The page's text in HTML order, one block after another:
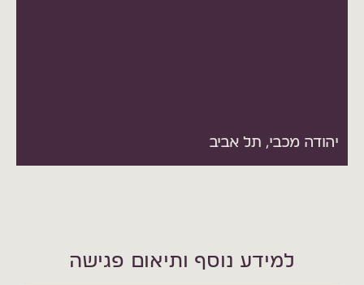
יהודה מכבי, תל אביב
למידע נוסף ותיאום פגישה